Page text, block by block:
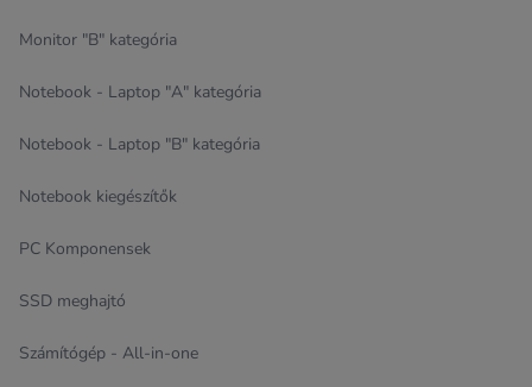
Monitor "B" kategória
Notebook - Laptop "A" kategória
Notebook - Laptop "B" kategória
Notebook kiegészítők
PC Komponensek
SSD meghajtó
Számítógép - All-in-one